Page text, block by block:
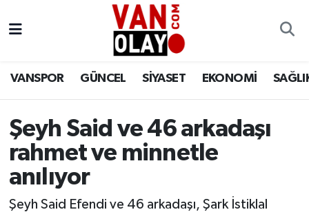
VANSPOR GÜNCEL SİYASET EKONOMİ
Şeyh Said ve 46 arkadaşı
rahmet ve minnetle
anılıyor
Şeyh Said Efendi ve 46 arkadaşı, Şark İstiklal
Siyaset
Ekonomi
Sağlık
Van Nöbetçi Eczaneler
Van Namaz Vakitleri
Van Trafik Yoğunluk Haritası
Süper Lig Puan Durumu ve Fikstür